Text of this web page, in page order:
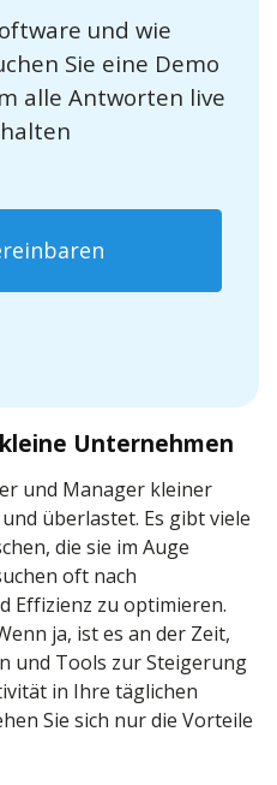
und wie
Sie eine Demo
alle Antworten live
Unternehmen
und Manager kleiner
überlastet. Es gibt viele
die sie im Auge
oft nach
Effizienz zu optimieren.
ja, ist es an der Zeit,
und Tools zur Steigerung
in Ihre täglichen
Sie sich nur die Vorteile